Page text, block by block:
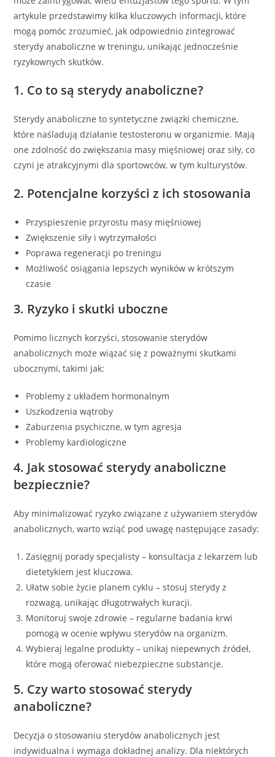
artykule przedstawimy kilka kluczowych informacji, które
mogą pomóc zrozumieć, jak odpowiednio zintegrować
sterydy anaboliczne w treningu, unikając jednocześnie
ryzykownych skutków.
1. Co to są sterydy anaboliczne?
Sterydy anaboliczne to syntetyczne związki chemiczne,
które naśladują działanie testosteronu w organizmie. Mają
one zdolność do zwiększania masy mięśniowej oraz siły, co
czyni je atrakcyjnymi dla sportowców, w tym kulturystów.
2. Potencjalne korzyści z ich stosowania
Przyspieszenie przyrostu masy mięśniowej
Zwiększenie siły i wytrzymałości
Poprawa regeneracji po treningu
Możliwość osiągania lepszych wyników w krótszym
czasie
3. Ryzyko i skutki uboczne
Pomimo licznych korzyści, stosowanie sterydów
anabolicznych może wiązać się z poważnymi skutkami
ubocznymi, takimi jak:
Problemy z układem hormonalnym
Uszkodzenia wątroby
Zaburzenia psychiczne, w tym agresja
Problemy kardiologiczne
4. Jak stosować sterydy anaboliczne
bezpiecznie?
Aby minimalizować ryzyko związane z używaniem sterydów
anabolicznych, warto wziąć pod uwagę następujące zasady:
Zasięgnij porady specjalisty – konsultacja z lekarzem lub
dietetykiem jest kluczowa.
Ułatw sobie życie planem cyklu – stosuj sterydy z
rozwagą, unikając długotrwałych kuracji.
Monitoruj swoje zdrowie – regularne badania krwi
pomogą w ocenie wpływu sterydów na organizm.
Wybieraj legalne produkty – unikaj niepewnych źródeł,
które mogą oferować niebezpieczne substancje.
5. Czy warto stosować sterydy
anaboliczne?
Decyzja o stosowaniu sterydów anabolicznych jest
indywidualna i wymaga dokładnej analizy. Dla niektórych